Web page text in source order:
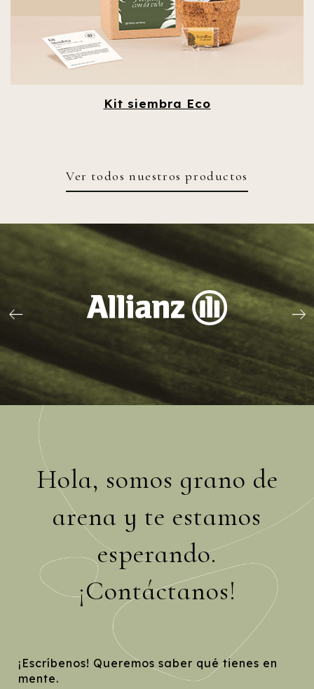
Kit siembra Eco
Ver todos nuestros productos
Hola, somos grano de
arena y te estamos
esperando.
¡Contáctanos!
¡Escríbenos! Queremos saber qué tienes en
mente.